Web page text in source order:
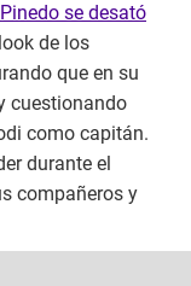
se desató
de los
que en su
cuestionando
como capitán.
durante el
compañeros y